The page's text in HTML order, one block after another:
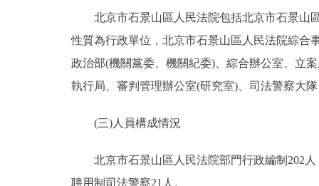
北京市石景山區人民法院包括北京市石景山區
性質為行政單位，北京市石景山區人民法院綜合
政治部(機關黨委、機關紀委)、綜合辦公室、立
執行局、審判管理辦公室(研究室)、司法警察大
(三)人員構成情況
北京市石景山區人民法院部門行政編制202人
聘用制司法警察21人。